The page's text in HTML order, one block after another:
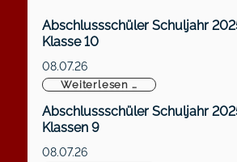
Abschlussschüler Schuljahr
Klasse 10
08.07.26
Weiterlesen …
Abschlussschüler Schuljahr
Klassen 9
08.07.26